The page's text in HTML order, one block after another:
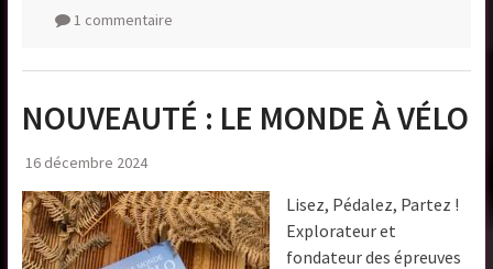
1 commentaire
NOUVEAUTÉ : LE MONDE À VÉLO
16 décembre 2024
Lisez, Pédalez, Partez !
Explorateur et
fondateur des épreuves